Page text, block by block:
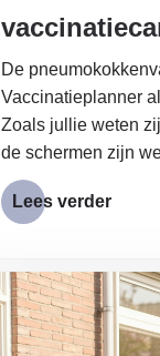
De
Vaccinatieplanner
Zoals jullie weten
de schermen zijn
Lees verder